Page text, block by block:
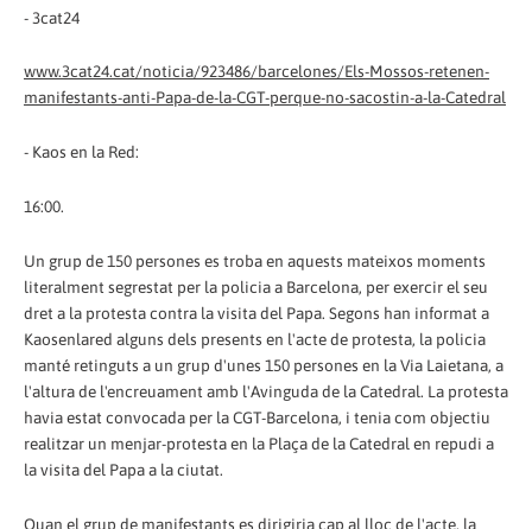
- 3cat24
www.3cat24.cat/noticia/923486/barcelones/Els-Mossos-retenen-
manifestants-anti-Papa-de-la-CGT-perque-no-sacostin-a-la-Catedral
- Kaos en la Red:
16:00.
Un grup de 150 persones es troba en aquests mateixos moments
literalment segrestat per la policia a Barcelona, per exercir el seu
dret a la protesta contra la visita del Papa. Segons han informat a
Kaosenlared alguns dels presents en l'acte de protesta, la policia
manté retinguts a un grup d'unes 150 persones en la Via Laietana, a
l'altura de l'encreuament amb l'Avinguda de la Catedral. La protesta
havia estat convocada per la CGT-Barcelona, i tenia com objectiu
realitzar un menjar-protesta en la Plaça de la Catedral en repudi a
la visita del Papa a la ciutat.
Quan el grup de manifestants es dirigiria cap al lloc de l'acte, la